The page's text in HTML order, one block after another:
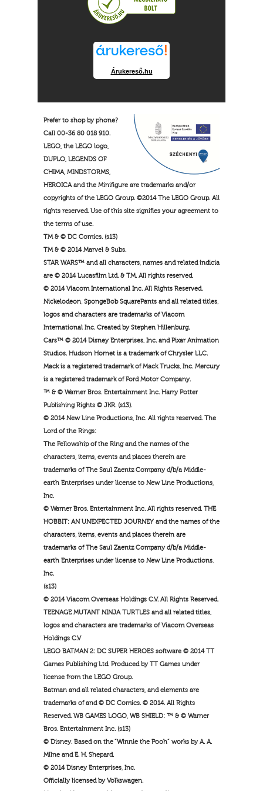
Árukereső.hu
Prefer to shop by phone?
Call 00-36 80 018 910.
LEGO, the LEGO logo,
DUPLO, LEGENDS OF
CHIMA, MINDSTORMS,
HEROICA and the Minifigure are trademarks and/or
copyrights of the LEGO Group. ©2014 The LEGO Group. All
rights reserved. Use of this site signifies your agreement to
the terms of use.
TM & © DC Comics. (s13)
TM & © 2014 Marvel & Subs.
STAR WARS™ and all characters, names and related indicia
are © 2014 Lucasfilm Ltd. & TM. All rights reserved.
© 2014 Viacom International Inc. All Rights Reserved.
Nickelodeon, SpongeBob SquarePants and all related titles,
logos and characters are trademarks of Viacom
International Inc. Created by Stephen Hillenburg.
Cars™ © 2014 Disney Enterprises, Inc. and Pixar Animation
Studios. Hudson Hornet is a trademark of Chrysler LLC.
Mack is a registered trademark of Mack Trucks, Inc. Mercury
is a registered trademark of Ford Motor Company.
™ & © Warner Bros. Entertainment Inc. Harry Potter
Publishing Rights © JKR. (s13).
© 2014 New Line Productions, Inc. All rights reserved. The
Lord of the Rings:
The Fellowship of the Ring and the names of the
characters, items, events and places therein are
trademarks of The Saul Zaentz Company d/b/a Middle-
earth Enterprises under license to New Line Productions,
Inc.
© Warner Bros. Entertainment Inc. All rights reserved. THE
HOBBIT: AN UNEXPECTED JOURNEY and the names of the
characters, items, events and places therein are
trademarks of The Saul Zaentz Company d/b/a Middle-
earth Enterprises under license to New Line Productions,
Inc.
(s13)
© 2014 Viacom Overseas Holdings C.V. All Rights Reserved.
TEENAGE MUTANT NINJA TURTLES and all related titles,
logos and characters are trademarks of Viacom Overseas
Holdings C.V
LEGO BATMAN 2: DC SUPER HEROES software © 2014 TT
Games Publishing Ltd. Produced by TT Games under
license from the LEGO Group.
Batman and all related characters, and elements are
trademarks of and © DC Comics. © 2014. All Rights
Reserved. WB GAMES LOGO, WB SHIELD: ™ & © Warner
Bros. Entertainment Inc. (s13)
© Disney. Based on the “Winnie the Pooh” works by A. A.
Milne and E. H. Shepard.
© 2014 Disney Enterprises, Inc.
Officially licensed by Volkswagen.